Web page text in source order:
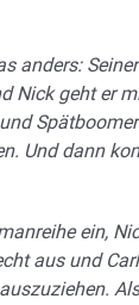
anders:
Nick geht er
Und dann
ein,
aus und